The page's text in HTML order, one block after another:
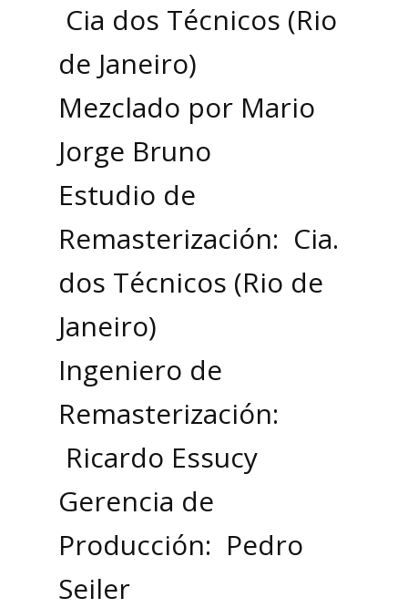
Cia dos Técnicos (Rio
de Janeiro)
Mezclado por Mario
Jorge Bruno
Estudio de
Remasterización: Cia.
dos Técnicos (Rio de
Janeiro)
Ingeniero de
Remasterización:
Ricardo Essucy
Gerencia de
Producción: Pedro
Seiler